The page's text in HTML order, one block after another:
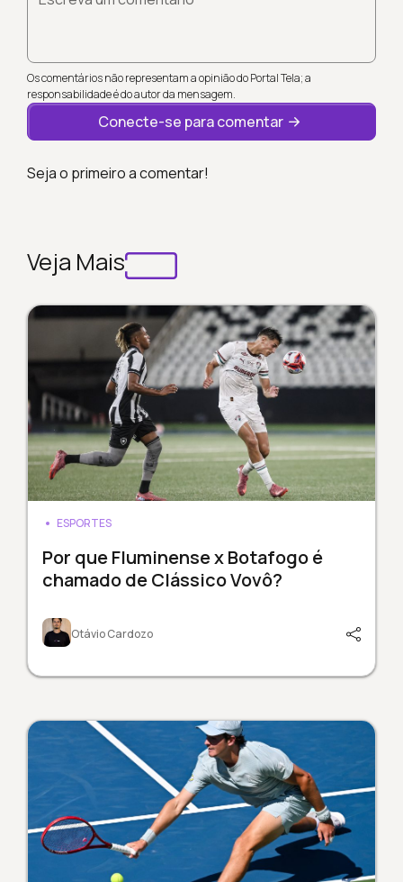
Os comentários não representam a opinião do Portal Tela; a
responsabilidade é do autor da mensagem.
Conecte-se para comentar
Seja o primeiro a comentar!
Veja Mais
ESPORTES
Por que Fluminense x Botafogo é
chamado de Clássico Vovô?
Otávio Cardozo